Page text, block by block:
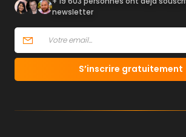
newsletter
S’inscrire gratuitement